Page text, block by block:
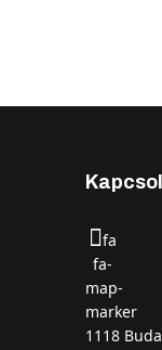
fa
fa-
map-
marker
1118